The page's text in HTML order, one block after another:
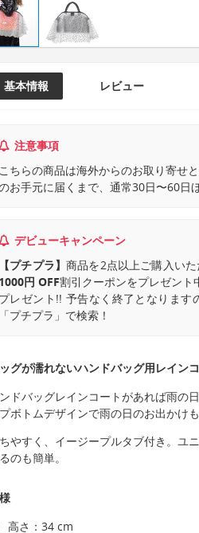
基本情報 レビュー
注意事項
こちらの商品は海外からのお取り寄せ
お手元に届くまで、通常30日〜60日
デビューキャンペーン
【プチプラ】 商品を2点以上ご購入い
1000円 OFF割引クーポンをプレゼント
プレゼント!! 予告なく終了となりま
「プチプラ」で検索！
グが濡れないハンドバッグ用レイン
ドバッグレインコートがあれば雨の
ボトムデザインで雨の日のお出かけ
やすく、イージープルタブ付き。ユ
のも簡単。
高さ：34 cm